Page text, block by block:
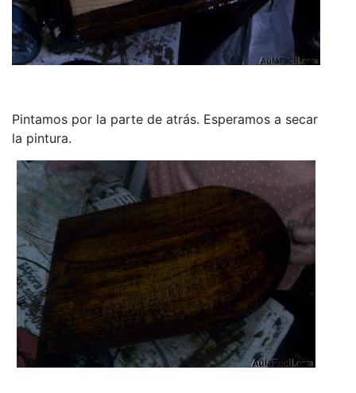
Pintamos por la parte de atrás. Esperamos a secar
la pintura.